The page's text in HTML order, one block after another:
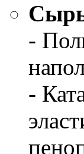
-
-